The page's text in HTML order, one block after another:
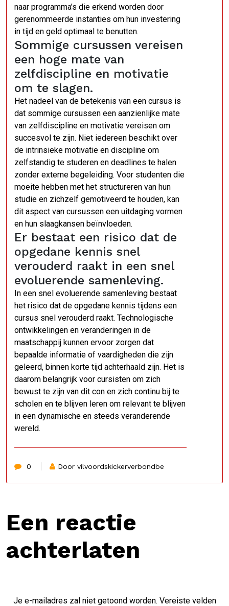
naar programma’s die erkend worden door
gerenommeerde instanties om hun investering
in tijd en geld optimaal te benutten.
Sommige cursussen vereisen
een hoge mate van
zelfdiscipline en motivatie
om te slagen.
Het nadeel van de betekenis van een cursus is
dat sommige cursussen een aanzienlijke mate
van zelfdiscipline en motivatie vereisen om
succesvol te zijn. Niet iedereen beschikt over
de intrinsieke motivatie en discipline om
zelfstandig te studeren en deadlines te halen
zonder externe begeleiding. Voor studenten die
moeite hebben met het structureren van hun
studie en zichzelf gemotiveerd te houden, kan
dit aspect van cursussen een uitdaging vormen
en hun slaagkansen beïnvloeden.
Er bestaat een risico dat de
opgedane kennis snel
verouderd raakt in een snel
evoluerende samenleving.
In een snel evoluerende samenleving bestaat
het risico dat de opgedane kennis tijdens een
cursus snel verouderd raakt. Technologische
ontwikkelingen en veranderingen in de
maatschappij kunnen ervoor zorgen dat
bepaalde informatie of vaardigheden die zijn
geleerd, binnen korte tijd achterhaald zijn. Het is
daarom belangrijk voor cursisten om zich
bewust te zijn van dit con en zich continu bij te
scholen en te blijven leren om relevant te blijven
in een dynamische en steeds veranderende
wereld.
0 Door vilvoordskickerverbondbe
Een reactie
achterlaten
Je e-mailadres zal niet getoond worden. Vereiste velden